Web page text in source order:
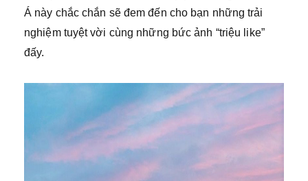
Á này chắc chắn sẽ đem đến cho bạn những trải
nghiệm tuyệt vời cùng những bức ảnh “triệu like”
đấy.